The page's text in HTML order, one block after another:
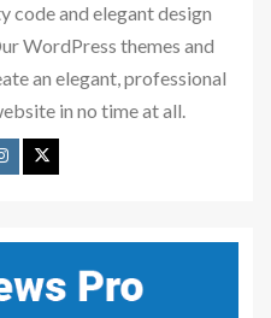
code and elegant design
WordPress themes and
an elegant, professional
in no time at all.